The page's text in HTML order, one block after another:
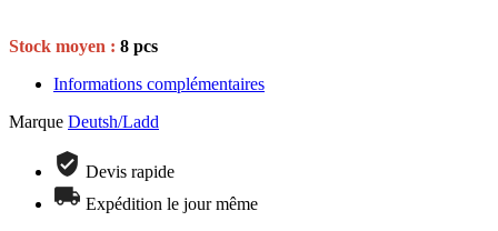
Stock moyen : 8 pcs
Informations complémentaires
Marque Deutsh/Ladd
Devis rapide
Expédition le jour même